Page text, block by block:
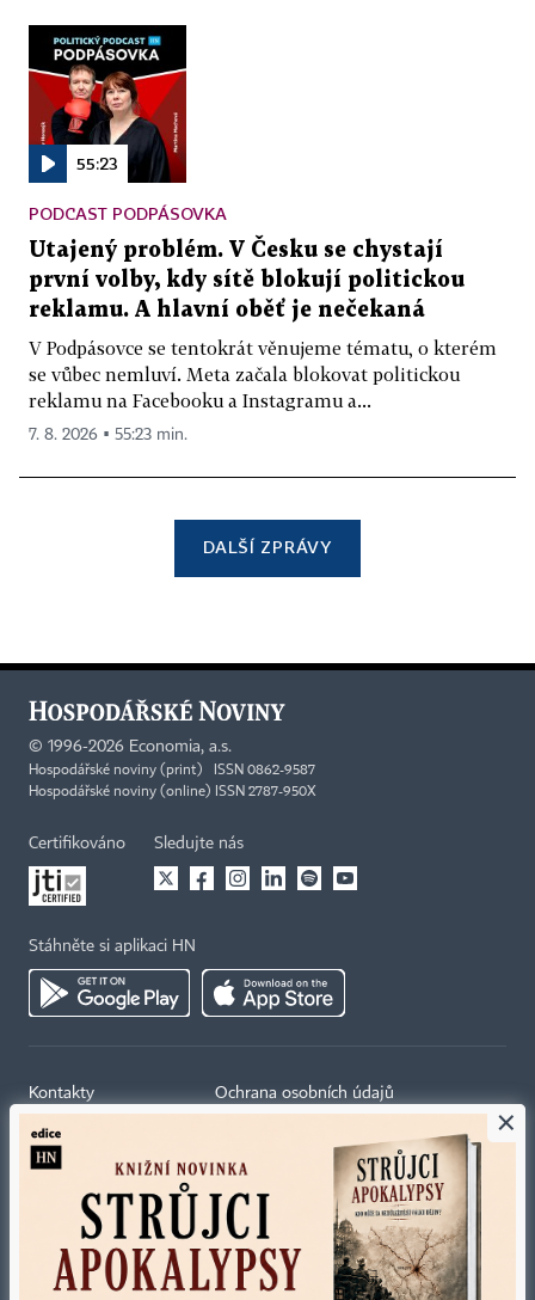
55:23
PODCAST PODPÁSOVKA
Utajený problém. V Česku se chystají
první volby, kdy sítě blokují politickou
reklamu. A hlavní oběť je nečekaná
V Podpásovce se tentokrát věnujeme tématu, o kterém
se vůbec nemluví. Meta začala blokovat politickou
reklamu na Facebooku a Instagramu a...
7. 8. 2026 ▪ 55:23 min.
DALŠÍ ZPRÁVY
© 1996-2026 Economia, a.s.
Hospodářské noviny (print) ISSN 0862-9587
Hospodářské noviny (online) ISSN 2787-950X
Certifikováno Sledujte nás
Stáhněte si aplikaci HN
Kontakty
Tiráž redakce HN
Economia
Kariéra v HN
Ceník inzerce
Ochrana osobních údajů
Nastavení soukromí
Všeobecné smluvní podmínky
×